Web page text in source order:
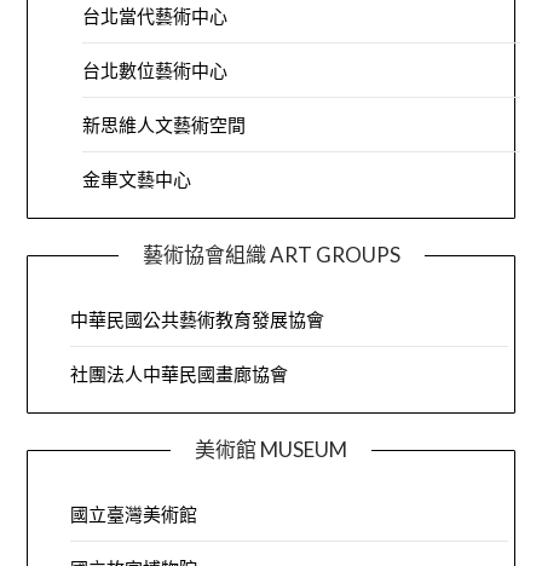
台北當代藝術中心
台北數位藝術中心
新思維人文藝術空間
金車文藝中心
藝術協會組織 ART GROUPS
中華民國公共藝術教育發展協會
社團法人中華民國畫廊協會
美術館 MUSEUM
國立臺灣美術館